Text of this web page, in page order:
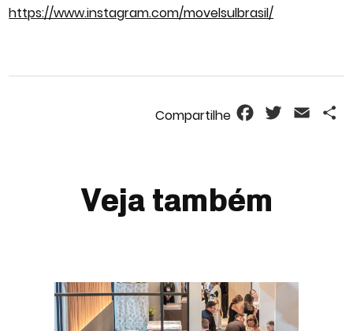
https://www.instagram.com/movelsulbrasil/
FacebookTwitterEmail
Veja também